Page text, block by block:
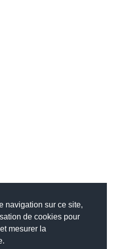
navigation sur ce site,
de cookies pour
mesurer la